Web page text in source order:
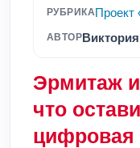
РУБРИКА
АВТОР
Эрмитаж
что
цифровая